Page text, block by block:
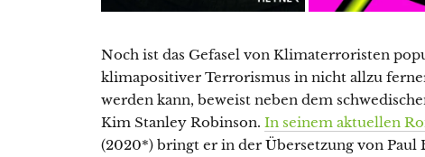
Noch ist das Gefasel von Klimaterroristen
klimapositiver Terrorismus in nicht allzu
werden kann, beweist neben dem
Kim Stanley Robinson. In seinem aktuellen
(2020*) bringt er in der Übersetzung von Paul